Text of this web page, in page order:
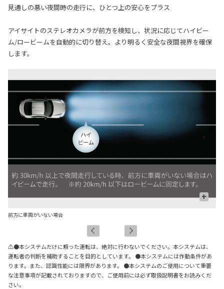
見通しの悪い夜間時の走行に、ひとつ上の安心をプラス
アイサイトのステレオカメラが前方を検知し、状況に応じてハイビー
ム/ロービームを自動的に切り替え。より明るく安全な夜間視界を確保
します。
+
前方に車両がいない場合
⚠●本システムだけに頼った運転は、絶対に行わないでください。本システムは、
運転者の判断を補助することを目的としています。 ●本システムには作動条件があ
ります。また、認識性能には限界があります。 ●本システムのご使用について重要
な注意事項が記載されておりますので、ご使用前には必ず取扱説明書をお読みくだ
さい。